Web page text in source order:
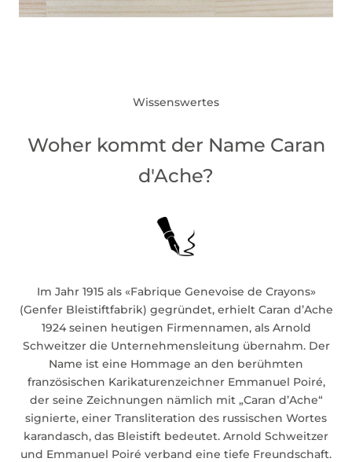
Wissenswertes
Woher kommt der Name Caran
d'Ache?
Im Jahr 1915 als «Fabrique Genevoise de Crayons»
(Genfer Bleistiftfabrik) gegründet, erhielt Caran d’Ache
1924 seinen heutigen Firmennamen, als Arnold
Schweitzer die Unternehmensleitung übernahm. Der
Name ist eine Hommage an den berühmten
französischen Karikaturenzeichner Emmanuel Poiré,
der seine Zeichnungen nämlich mit „Caran d’Ache“
signierte, einer Transliteration des russischen Wortes
karandasch, das Bleistift bedeutet. Arnold Schweitzer
und Emmanuel Poiré verband eine tiefe Freundschaft.